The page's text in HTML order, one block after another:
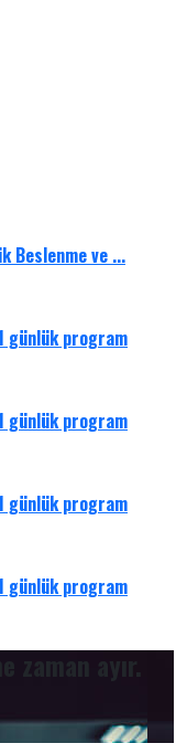
Beslenme ve ...
günlük program
günlük program
günlük program
günlük program
ayır.